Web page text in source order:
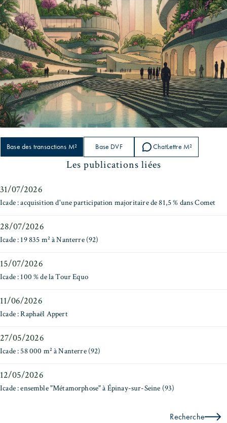
Base des transactions M² Base DVF ChatLettre M²
Les publications liées
31/07/2026
Icade : acquisition d'une participation majoritaire de 81,5 % dans Comet
28/07/2026
Icade : 19 835 m² à Nanterre (92)
15/07/2026
Icade : 100 % de la Tour Equo
11/06/2026
Icade : Raphaël Appert
27/05/2026
Icade : 58 000 m² à Nanterre (92)
12/05/2026
Icade : ensemble "Métamorphose" à Épinay-sur-Seine (93)
Recherche